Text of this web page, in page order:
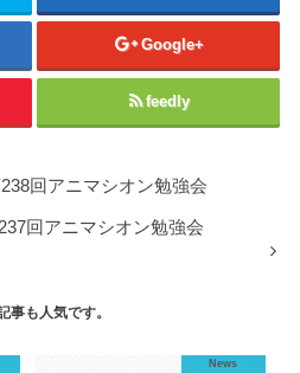
Google+
feedly
回アニマシオン勉強会
回アニマシオン勉強会
事も人気です。
News